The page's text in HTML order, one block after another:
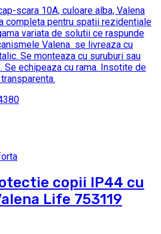
scara 10A, culoare alba, Valena
completa pentru spatii rezidentiale
variata de solutii ce raspunde
Valena se livreaza cu
Se monteaza cu suruburi sau
Se echipeaza cu rama. Insotite de
copii IP44 cu
Life 753119